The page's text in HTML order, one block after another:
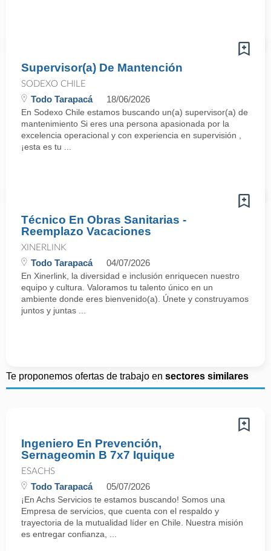
Supervisor(a) De Mantención
SODEXO CHILE
Todo Tarapacá 18/06/2026
En Sodexo Chile estamos buscando un(a) supervisor(a) de
mantenimiento Si eres una persona apasionada por la
excelencia operacional y con experiencia en supervisión ,
¡esta es tu ...
Técnico En Obras Sanitarias -
Reemplazo Vacaciones
XINERLINK
Todo Tarapacá 04/07/2026
En Xinerlink, la diversidad e inclusión enriquecen nuestro
equipo y cultura. Valoramos tu talento único en un
ambiente donde eres bienvenido(a). Únete y construyamos
juntos y juntas ...
Te proponemos ofertas de trabajo en sectores similares
Ingeniero En Prevención,
Sernageomin B 7x7 Iquique
ESACHS
Todo Tarapacá 05/07/2026
¡En Achs Servicios te estamos buscando! Somos una
Empresa de servicios, que cuenta con el respaldo y
trayectoria de la mutualidad líder en Chile. Nuestra misión
es entregar confianza, ...